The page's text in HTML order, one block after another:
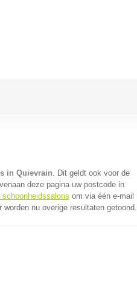
in Quievrain. Dit geldt ook voor de
deze pagina uw postcode in
om via één e-mail
nu overige resultaten getoond.